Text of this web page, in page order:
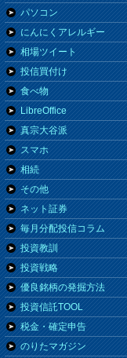
パソコン
にんにくアレルギー
相場ツイート
投信買付け
食べ物
LibreOffice
真宗大谷派
スマホ
相続
その他
ネット証券
毎月分配投信コラム
投資教訓
投資戦略
優良銘柄の発掘方法
投資信託TOOL
税金・確定申告
のりたマガジン